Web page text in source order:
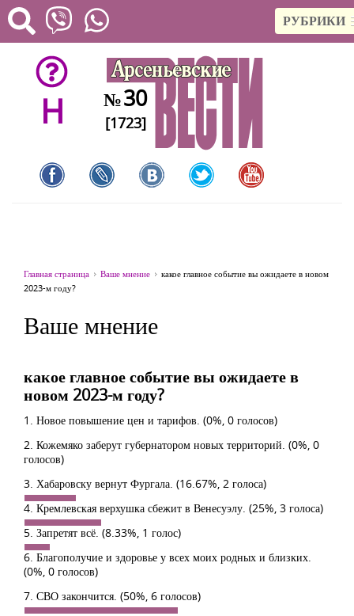
РУБРИКИ
H №30
[1723]
Главная страница Ваше мнение
какое главное событие вы ожидаете в новом
2023-м году?
Ваше мнение
какое главное событие вы ожидаете в
новом 2023-м году?
1. Новое повышение цен и тарифов. (0%, 0 голосов)
2. Кожемяко заберут губернатором новых территорий. (0%, 0
голосов)
3. Хабаровску вернут Фургала. (16.67%, 2 голоса)
4. Кремлевская верхушка сбежит в Венесуэлу. (25%, 3 голоса)
5. Запретят всё. (8.33%, 1 голос)
6. Благополучие и здоровье у всех моих родных и близких.
(0%, 0 голосов)
7. СВО закончится. (50%, 6 голосов)